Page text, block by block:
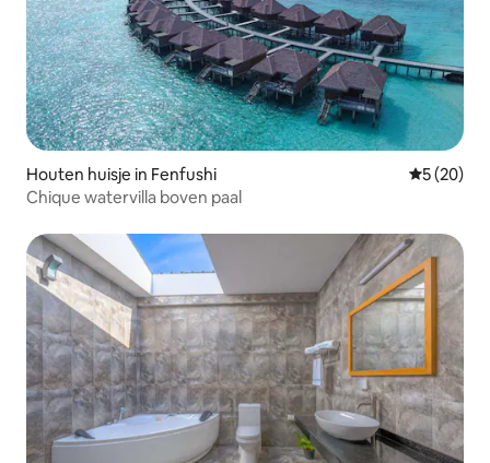
Houten huisje in Fenfushi
5 (20)
Chique watervilla boven paal